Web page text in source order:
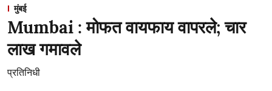
मुंबई
Mumbai : मोफत वायफाय वापरले; चार
लाख गमावले
प्रतिनिधी